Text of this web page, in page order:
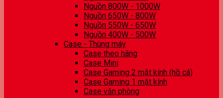
Nguồn 800W - 1000W
Nguồn 650W - 800W
Nguồn 550W - 650W
Nguồn 400W - 500W
Case - Thùng máy
Case theo hãng
Case Mini
Case Gaming 2 mặt kính (hồ cá)
Case Gaming 1 mặt kính
Case văn phòng